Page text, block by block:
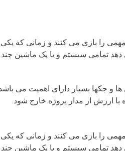
را بازی می کنند و زمانی که
تمامی سیستم و یا یک ماشین چند
و جکها بسیار دارای اهمیت می
ارزش از مدار پروژه خارج شود.
را بازی می کنند و زمانی که
تمامی سیستم و یا یک ماشین چند